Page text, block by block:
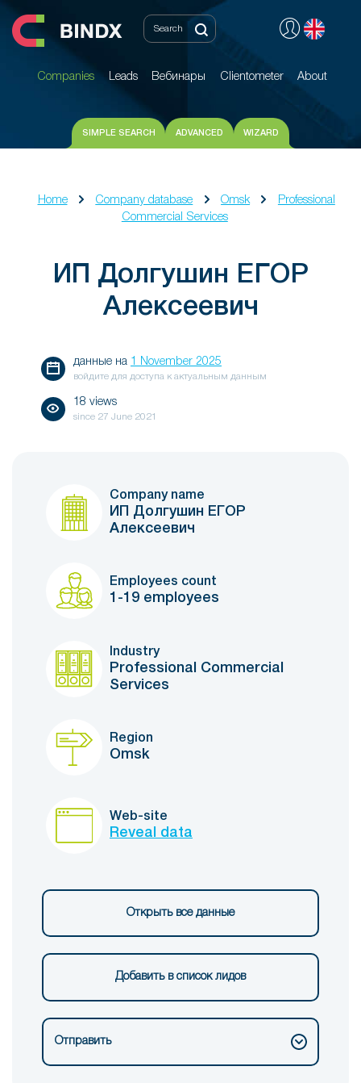
Companies Leads Вебинары Clientometer About
Companies Leads Вебинары Clientometer About
SIMPLE SEARCH ADVANCED WIZARD
Home Company database Omsk
Professional
Commercial Services
ИП Долгушин ЕГОР
Алексеевич
данные на 1 November 2025
войдите для доступа к актуальным данным
18 views
since 27 June 2021
Company name
ИП Долгушин ЕГОР
Алексеевич
Employees count
1-19 employees
Industry
Professional Commercial
Services
Region
Omsk
Web-site
Reveal data
Открыть все данные
Добавить в список лидов
Отправить